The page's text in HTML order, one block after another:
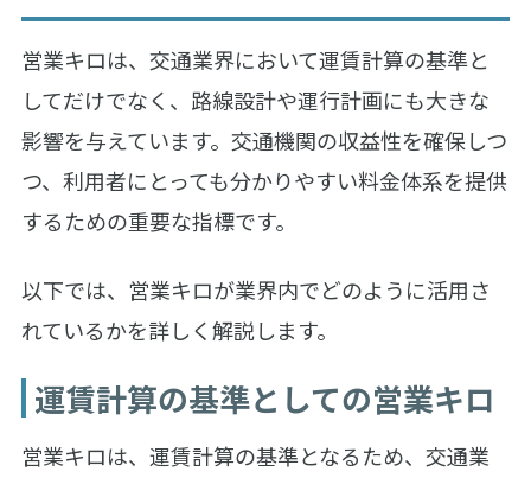
営業キロは、交通業界において運賃計算の基準と
してだけでなく、路線設計や運行計画にも大きな
影響を与えています。交通機関の収益性を確保しつ
つ、利用者にとっても分かりやすい料金体系を提供
するための重要な指標です。
以下では、営業キロが業界内でどのように活用さ
れているかを詳しく解説します。
運賃計算の基準としての営業キロ
営業キロは、運賃計算の基準となるため、交通業